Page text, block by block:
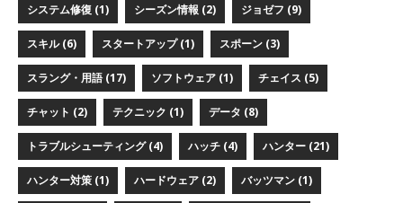
システム修復 (1) シーズン情報 (2) ジョゼフ (9)
スキル (6) スタートアップ (1) スポーン (3)
スラング・用語 (17) ソフトウェア (1) チェイス (5)
チャット (2) テクニック (1) データ (8)
トラブルシューティング (4) ハッチ (4) ハンター (21)
ハンター対策 (1) ハードウェア (2) バッツマン (1)